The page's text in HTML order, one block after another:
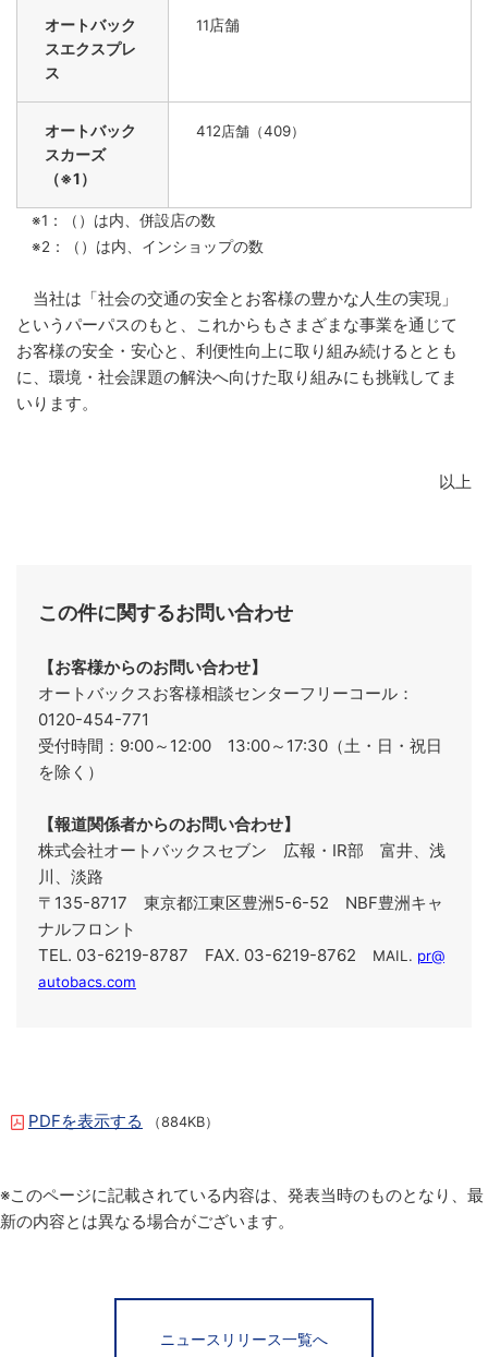
オートバック
スエクスプレ
ス
11店舗
オートバック
スカーズ
（※1）
412店舗（409）
※1：（）は内、併設店の数
※2：（）は内、インショップの数
当社は「社会の交通の安全とお客様の豊かな人生の実現」
というパーパスのもと、これからもさまざまな事業を通じて
お客様の安全・安心と、利便性向上に取り組み続けるととも
に、環境・社会課題の解決へ向けた取り組みにも挑戦してま
いります。
以上
この件に関するお問い合わせ
【お客様からのお問い合わせ】
オートバックスお客様相談センターフリーコール：
0120-454-771
受付時間：9:00～12:00 13:00～17:30（土・日・祝日
を除く）
【報道関係者からのお問い合わせ】
株式会社オートバックスセブン 広報・IR部 富井、浅
川、淡路
〒135-8717 東京都江東区豊洲5-6-52 NBF豊洲キャ
ナルフロント
TEL. 03-6219-8787 FAX. 03-6219-8762
MAIL. pr@
autobacs.com
PDFを表示する （884KB）
※このページに記載されている内容は、発表当時のものとなり、最
新の内容とは異なる場合がございます。
ニュースリリース一覧へ